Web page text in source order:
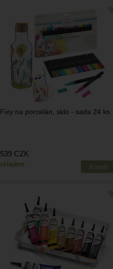
Fixy na porcelán, sklo - sada 24 ks
skladem
539 CZK